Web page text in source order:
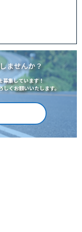
ませんか？
募集しています！
くお願いいたします。